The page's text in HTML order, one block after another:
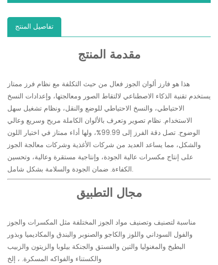
تفاصيل المنتج
مقدمة المنتج
هذا هو فارز ألوان الجوز فعال من حيث التكلفة مع نظام فرز ممتاز
يستخدم تقنية الذكاء الاصطناعي لالتقاط الصور ومعالجتها، وإعدادات النسخ
الاحتياطي، والنسخ الاحتياطي للوضع والنقل، ونظام تشغيل سهل
الاستخدام. نظام تصوير وتعرف بالألوان الكاملة مريح وسريع وعالي
الوضوح. تصل دقة الفرز إلى 99.99%، ولها أداء ممتاز في اختيار اللون
والشكل، مما يساعد العديد من شركات الأغذية وشركات معالجة الجوز
على إنتاج مكسرات عالية الجودة، وإنتاجية مستقرة وعالية، وتحسين
الكفاءة. ضمان الجودة والسلامة بشكل شامل.
مجال التطبيق
مناسبة لتصنيف وتصنيف مواد الجوز المختلفة مثل المكسرات والجوز
والفول السوداني واللوز والكاجو والصنوبر والبندق والمكاديميا وبذور
البطيخ والمغنوليا والتين والفستق والجنكة بيلوبا والزيتون والزبيب
والكستناء والفواكه المسكرة. ، إلخ